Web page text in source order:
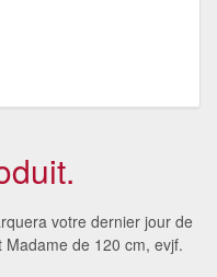
votre dernier jour de
de 120 cm, evjf.